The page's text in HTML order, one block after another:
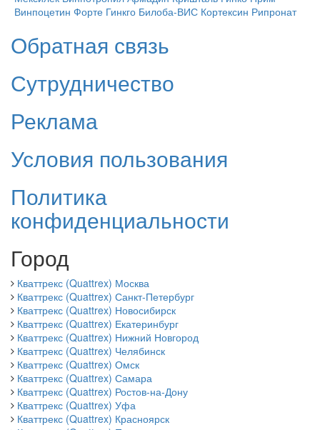
Винпоцетин Форте Гинкго Билоба-ВИС Кортексин Рипронат
Обратная связь
Сутрудничество
Реклама
Условия пользования
Политика
конфиденциальности
Город
Кваттрекс (Quattrex) Москва
Кваттрекс (Quattrex) Санкт-Петербург
Кваттрекс (Quattrex) Новосибирск
Кваттрекс (Quattrex) Екатеринбург
Кваттрекс (Quattrex) Нижний Новгород
Кваттрекс (Quattrex) Челябинск
Кваттрекс (Quattrex) Омск
Кваттрекс (Quattrex) Самара
Кваттрекс (Quattrex) Ростов-на-Дону
Кваттрекс (Quattrex) Уфа
Кваттрекс (Quattrex) Красноярск